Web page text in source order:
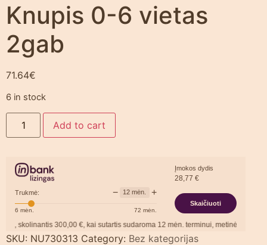
Knupis 0-6 vietas
2gab
71.64€
6 in stock
Add to cart
Trukmė: − 12 mėn. +
6 mėn. 72 mėn.
Įmokos dydis
28,77 €
Skaičiuoti
300,00€, kai sutartis sudaroma12mėn. terminui, metinė palūkanų
SKU: NU730313 Category: Bez kategorijas